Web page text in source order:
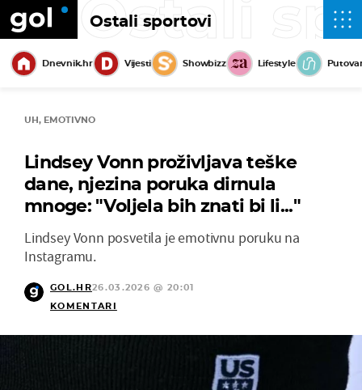
Ostali sportovi
Ostali
Dnevnik.hr Vijesti Showbizz Lifestyle
UH, EMOTIVNO
Lindsey Vonn proživljava teške
dane, njezina poruka dirnula
mnoge: "Voljela bih znati bi li..."
Lindsey Vonn posvetila je emotivnu poruku na
Instagramu.
GOL.HR26.03.2026 @ 20:01
KOMENTARI